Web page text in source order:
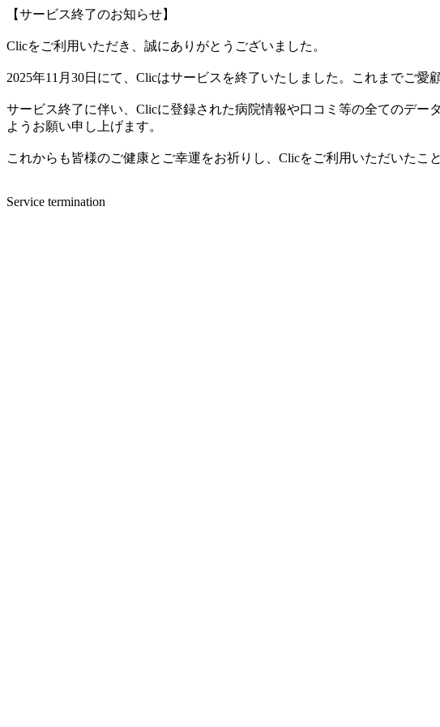
【サービス終了のお知らせ】
Clicをご利用いただき、誠にありがとうございました。
2025年11月30日にて、Clicはサービスを終了いたしました。これまでご愛
サービス終了に伴い、Clicに登録された病院情報や口コミ等の全てのデ
ようお願い申し上げます。
これからも皆様のご健康とご幸運をお祈りし、Clicをご利用いただいたこ
Service termination